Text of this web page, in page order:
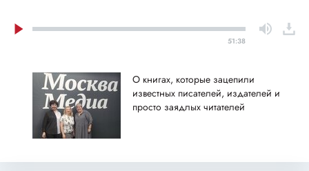
51:38
О книгах, которые зацепили
известных писателей, издателей и
просто заядлых читателей